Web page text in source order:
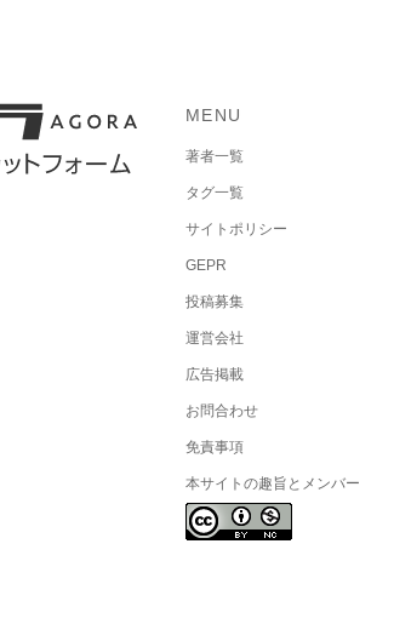
MENU
著者一覧
タグ一覧
サイトポリシー
GEPR
投稿募集
運営会社
広告掲載
お問合わせ
免責事項
本サイトの趣旨とメンバー